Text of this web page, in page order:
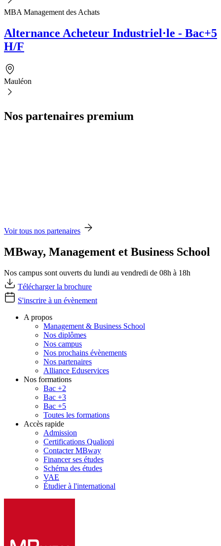
MBA Management des Achats
Alternance Acheteur Industriel·le - Bac+5
H/F
Mauléon
Nos partenaires premium
Voir tous nos partenaires
MBway, Management et Business School
Nos campus sont ouverts du lundi au vendredi de 08h à 18h
Télécharger la brochure
S'inscrire à un évènement
A propos
Management & Business School
Nos diplômes
Nos campus
Nos prochains évènements
Nos partenaires
Alliance Eduservices
Nos formations
Bac +2
Bac +3
Bac +5
Toutes les formations
Accès rapide
Admission
Certifications Qualiopi
Contacter MBway
Financer ses études
Schéma des études
VAE
Étudier à l'international